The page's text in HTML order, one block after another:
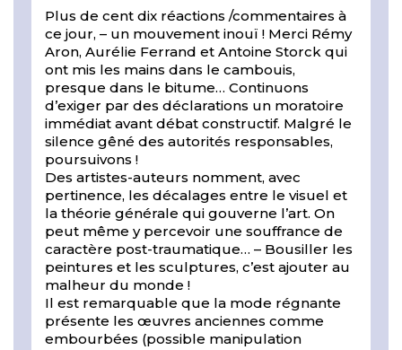
Plus de cent dix réactions /commentaires à
ce jour, – un mouvement inouï ! Merci Rémy
Aron, Aurélie Ferrand et Antoine Storck qui
ont mis les mains dans le cambouis,
presque dans le bitume… Continuons
d’exiger par des déclarations un moratoire
immédiat avant débat constructif. Malgré le
silence gêné des autorités responsables,
poursuivons !
Des artistes-auteurs nomment, avec
pertinence, les décalages entre le visuel et
la théorie générale qui gouverne l’art. On
peut même y percevoir une souffrance de
caractère post-traumatique… – Bousiller les
peintures et les sculptures, c’est ajouter au
malheur du monde !
Il est remarquable que la mode régnante
présente les œuvres anciennes comme
embourbées (possible manipulation